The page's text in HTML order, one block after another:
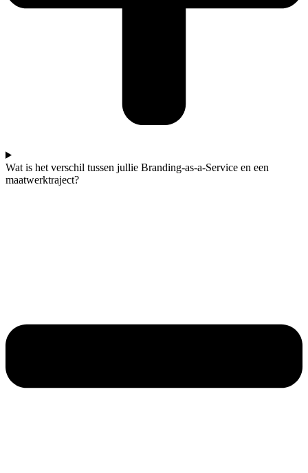
Wat is het verschil tussen jullie Branding-as-a-Service en een
maatwerktraject?